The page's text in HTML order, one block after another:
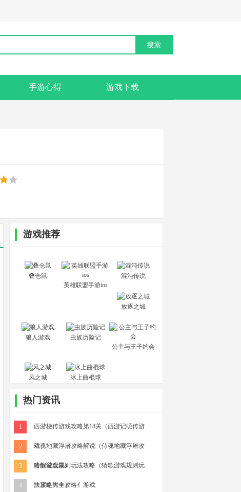
手游心得 游戏下载
游戏推荐
叠仓鼠
英雄联盟手游ios
混沌传说
放逐之城
狼人游戏
虫族历险记
公主与王子约会
风之城 冰上曲棍球
热门资讯
1 西游梗传游戏攻略第18关（西游记呃传游
戏）
2 侍魂地藏浮屠攻略解说（侍魂地藏浮屠攻
略解说全集）
3 猜歌游戏规则玩法攻略（猜歌游戏规则玩
法攻略大全）
4 快穿之男主攻略亻游戏